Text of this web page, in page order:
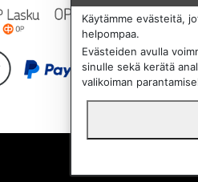
Käytämme evästeitä,
helpompaa.
Evästeiden avulla
sinulle sekä kerätä
valikoiman